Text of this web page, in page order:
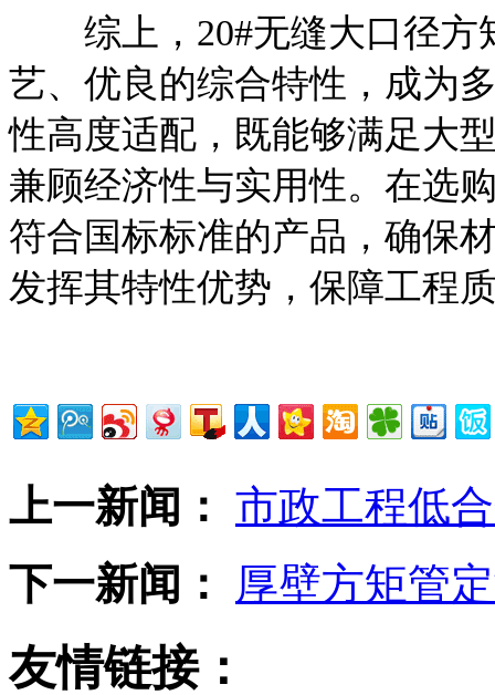
综上，20#无缝大口径方
艺、优良的综合特性，成为
性高度适配，既能够满足大
兼顾经济性与实用性。在选
符合国标标准的产品，确保
发挥其特性优势，保障工程
上一新闻： 市政工程低
下一新闻：
厚壁方矩管
友情链接：